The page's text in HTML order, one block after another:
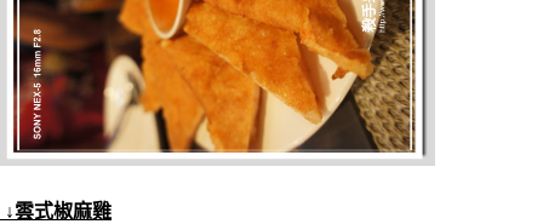
↓雲式椒麻雞